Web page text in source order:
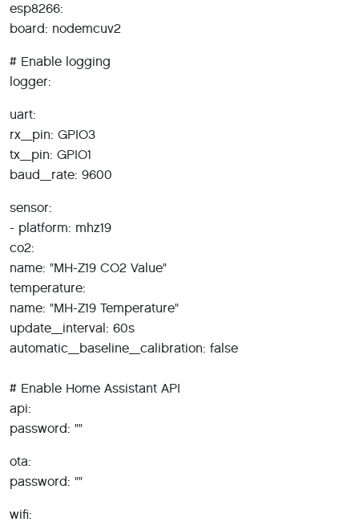
esp8266:
board: nodemcuv2
# Enable logging
logger:
uart:
rx_pin: GPIO3
tx_pin: GPIO1
baud_rate: 9600
sensor:
- platform: mhz19
co2:
name: "MH-Z19 CO2 Value"
temperature:
name: "MH-Z19 Temperature"
update_interval: 60s
automatic_baseline_calibration: false
# Enable Home Assistant API
api:
password: ""
ota:
password: ""
wifi: